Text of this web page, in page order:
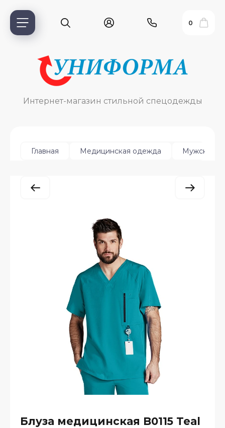
0
Интернет-магазин стильной спецодежды
Главная Медицинская одежда Мужская
Блуза медицинская B0115 Teal